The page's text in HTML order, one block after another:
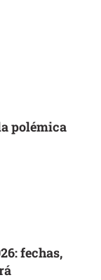
polémica
fechas,